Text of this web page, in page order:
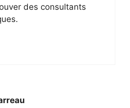
des consultants